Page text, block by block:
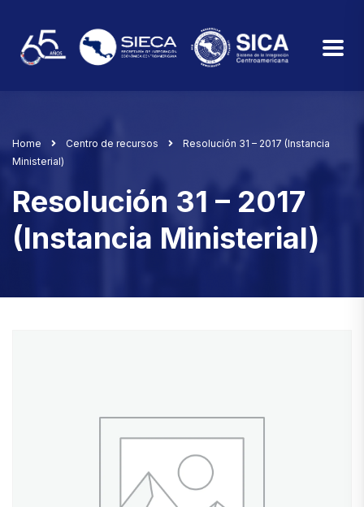
Home Centro de recursos
Resolución 31 – 2017 (Instancia
Ministerial)
Resolución 31 – 2017
(Instancia Ministerial)